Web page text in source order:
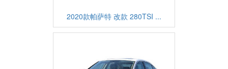
2020款帕萨特 改款 280TSI ...